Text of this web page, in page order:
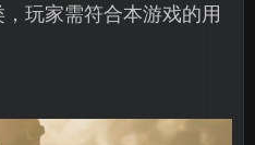
玩家需符合本游戏的用